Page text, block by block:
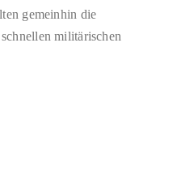
gemeinhin die
militärischen